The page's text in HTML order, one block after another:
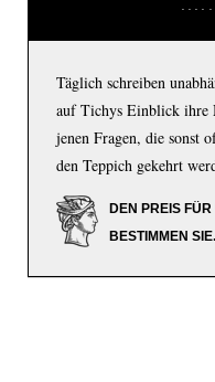
Täglich schreiben
auf Tichys Einblick ihre
jenen Fragen, die sonst
den Teppich gekehrt
DEN PREIS
BESTIMMEN SIE.